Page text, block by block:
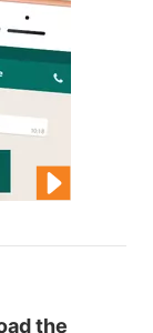
the